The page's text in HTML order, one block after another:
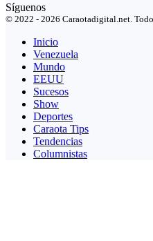
Síguenos
© 2022 - 2026 Caraotadigital.net.
Inicio
Venezuela
Mundo
EEUU
Sucesos
Show
Deportes
Caraota Tips
Tendencias
Columnistas